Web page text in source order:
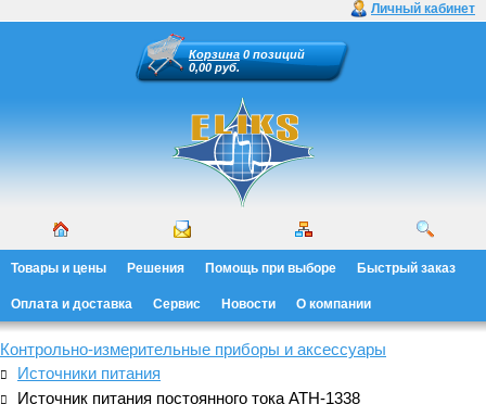
Личный кабинет
Корзина 0 позиций
0,00 руб.
Товары и цены Решения Помощь при выборе Быстрый заказ
Оплата и доставка Сервис Новости О компании
Контрольно-измерительные приборы и аксессуары
Источники питания
Источник питания постоянного тока АТН-1338